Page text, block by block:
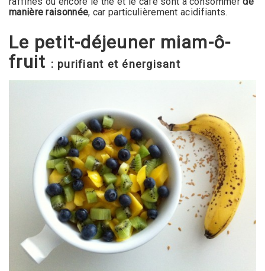
manière raisonnée, car particulièrement acidifiants.
Le petit-déjeuner miam-ô-
fruit : purifiant et énergisant